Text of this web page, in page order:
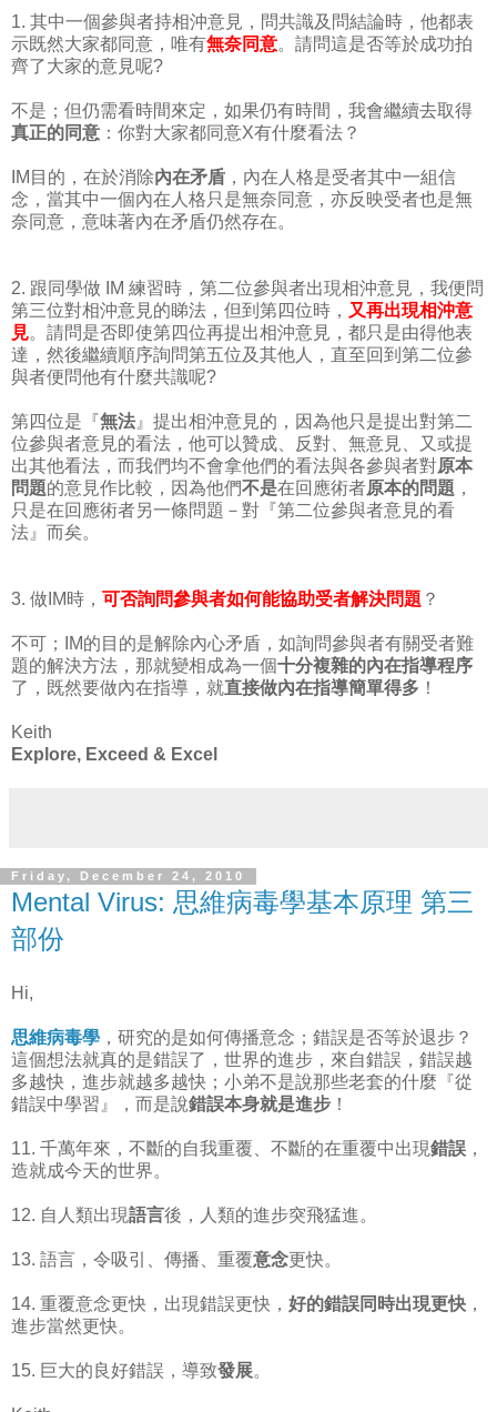
1. 其中一個參與者持相沖意見，問共識及問結論時，他都表
示既然大家都同意，唯有無奈同意。請問這是否等於成功拍
齊了大家的意見呢?
不是；但仍需看時間來定，如果仍有時間，我會繼續去取得
真正的同意 ：你對大家都同意X有什麼看法？
IM目的，在於消除內在矛盾 ，內在人格是受者其中一組信
念，當其中一個內在人格只是無奈同意，亦反映受者也是無
奈同意，意味著內在矛盾仍然存在。
2. 跟同學做 IM 練習時，第二位參與者出現相沖意見，我便問
第三位對相沖意見的睇法，但到第四位時， 又再出現相沖意
見。請問是否即使第四位再提出相沖意見，都只是由得他表
達，然後繼續順序詢問第五位及其他人，直至回到第二位參
與者便問他有什麼共識呢?
第四位是『無法 』提出相沖意見的，因為他只是提出對第二
位參與者意見的看法，他可以贊成、反對、無意見、又或提
出其他看法，而我們均不會拿他們的看法與各參與者對原本
問題的意見作比較，因為他們不是在回應術者原本的問題 ，
只是在回應術者另一條問題－對『第二位參與者意見的看
法』而矣。
3. 做IM時， 可否詢問參與者如何能協助受者解決問題 ？
不可；IM的目的是解除內心矛盾，如詢問參與者有關受者難
題的解決方法，那就變相成為一個十分複雜的內在指導程序
了，既然要做內在指導，就直接做內在指導簡單得多 ！
Keith
Explore, Exceed & Excel
Friday, December 24, 2010
Mental Virus: 思維病毒學基本原理 第三
部份
Hi,
思維病毒學 ，研究的是如何傳播意念；錯誤是否等於退步？
這個想法就真的是錯誤了，世界的進步，來自錯誤，錯誤越
多越快，進步就越多越快；小弟不是說那些老套的什麼『從
錯誤中學習』，而是說錯誤本身就是進步 ！
11. 千萬年來，不斷的自我重覆、不斷的在重覆中出現錯誤 ，
造就成今天的世界。
12. 自人類出現語言後，人類的進步突飛猛進。
13. 語言，令吸引、傳播、重覆意念更快。
14. 重覆意念更快，出現錯誤更快， 好的錯誤同時出現更快 ，
進步當然更快。
15. 巨大的良好錯誤，導致發展。